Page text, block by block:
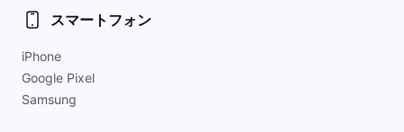
スマートフォン
iPhone
Google Pixel
Samsung